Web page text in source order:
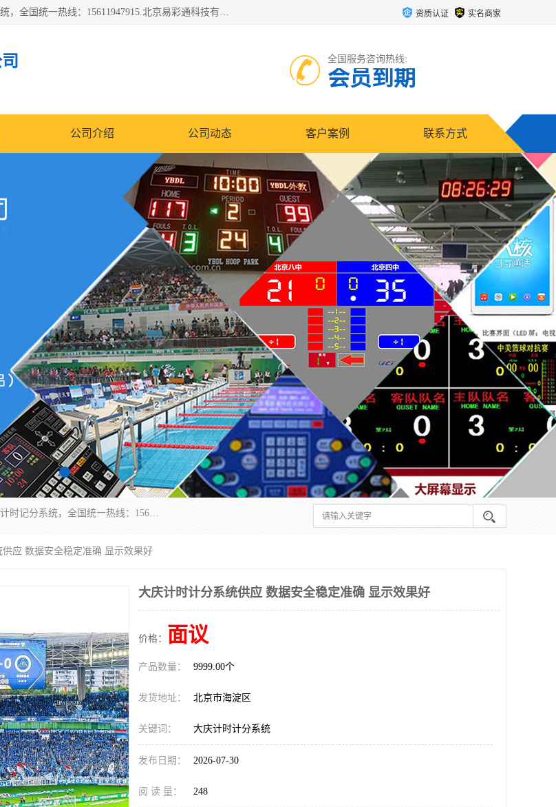
北京易彩通科技有限责任公司(2018ect.b2b168.com)主要提供陕西计时记分系统，全国统一热线：15611947915.北京易彩通科技有限责任公司有一支长期从事智能控制系统研发的高素质的队伍，具有嵌入式系统，视频系统、通信系统、网络系统，体育计时系统的知识和技能。强力打造体育比赛计时计分系统、智能升降旗系统、标准时钟系统、赛事编排及信息发布系统，为用户提供较新的，较廉价的，应用解决方案。 资质认证 实名商家
全国服务咨询热线:
会员到期
公司介绍 公司动态 客户案例 联系方式
北京易彩通科技有限责任公司(2018ect.b2b168.com)主要提供陕西计时记分系统，全国统一热线：15611947915.北京易彩通科技有限责任公司有一支长期从事智能控制系统研发的高素质的队伍，具有嵌入式系统，视频系统、通信系统、网络系统，体育计时系统的知识和技能。强力打造体育比赛计时计分系统、智能升降旗系统、标准时钟系统、赛事编排及信息发布系统，为用户提供较新的，较廉价的，应用解决方案。
应 数据安全稳定准确 显示效果好
大庆计时计分系统供应 数据安全稳定准确 显示效果好
价格： 面议
产品数量： 9999.00个
发货地址： 北京市海淀区
关键词： 大庆计时计分系统
发布日期： 2026-07-30
阅 读 量： 248